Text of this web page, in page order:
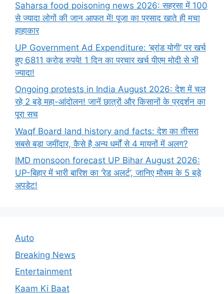
Saharsa food poisoning news 2026: सहरसा में 100
से ज्यादा लोगों की जान आफत में! पूजा का प्रसाद खाते ही मचा
हाहाकार
UP Government Ad Expenditure: ‘ब्रांड योगी’ पर खर्च
हुए 6811 करोड़ रुपये! 1 दिन का प्रचार खर्च पीएम मोदी से भी
ज्यादा!
Ongoing protests in India August 2026: देश में चल
रहे 2 बड़े महा-आंदोलन! जानें छात्रों और किसानों के प्रदर्शन का
पूरा सच
Waqf Board land history and facts: देश का तीसरा
सबसे बड़ा जमींदार, कैसे है अन्य धर्मों से 4 मायनों में अलग?
IMD monsoon forecast UP Bihar August 2026:
UP-बिहार में भारी बारिश का ‘रेड अलर्ट’, जानिए मौसम के 5 बड़े
अपडेट!
Auto
Breaking News
Entertainment
Kaam Ki Baat